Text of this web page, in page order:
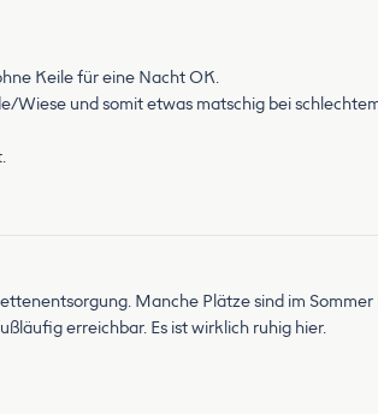
Keile für eine Nacht OK.
Wiese und somit etwas matschig bei
Manche Plätze sind im
erreichbar. Es ist wirklich ruhig hier.